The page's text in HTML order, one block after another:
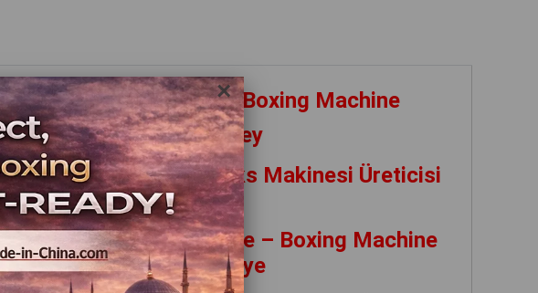
×
Hersteller Europa – Boxing Machine
Manufacturer Turkey
Üreticisi Avrupa – Boks Makinesi Üreticisi
Türkiye
Manufacturer Europe – Boxing Machine
Manufacturer Türkiye